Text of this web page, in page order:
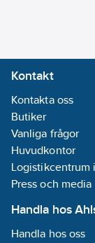
Kontakt
Kontakta oss
Butiker
Vanliga frågor
Huvudkontor
Logistikcentrum
Press och media
Handla hos
Handla hos oss